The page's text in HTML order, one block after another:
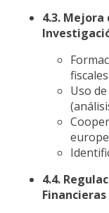
4.3. Mejora
Uso
4.4.